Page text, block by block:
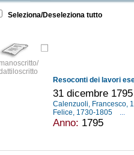
Seleziona/Deseleziona tutto
manoscritto/
31 dicembre 1795
Calenzuoli, Francesco,
Felice, 1730-1805
...
Anno: 1795